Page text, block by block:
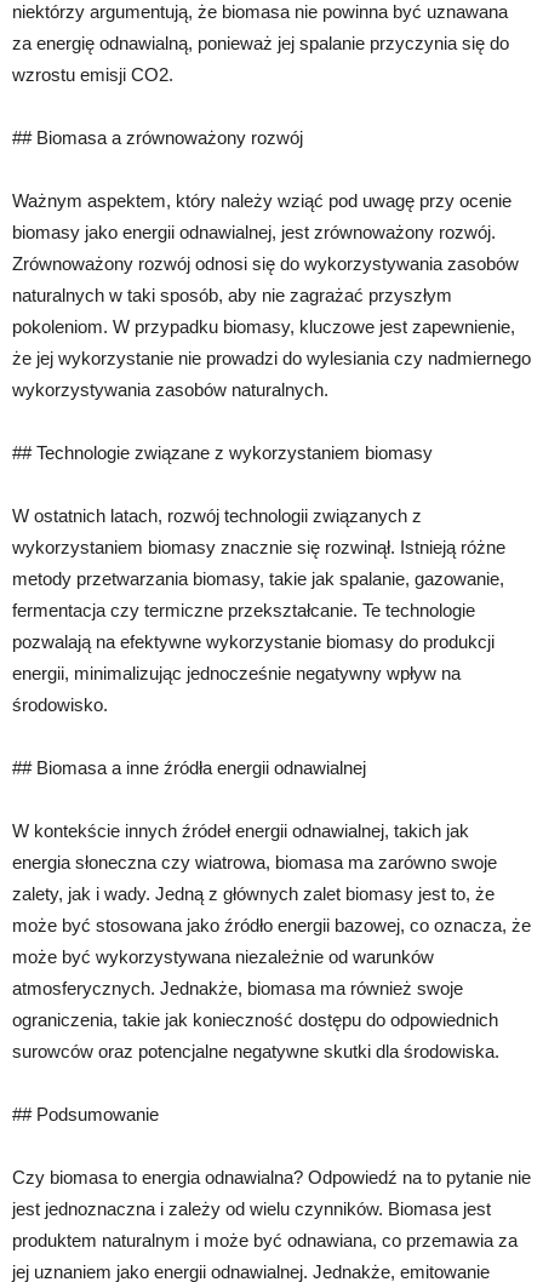
niektórzy argumentują, że biomasa nie powinna być uznawana
za energię odnawialną, ponieważ jej spalanie przyczynia się do
wzrostu emisji CO2.
## Biomasa a zrównoważony rozwój
Ważnym aspektem, który należy wziąć pod uwagę przy ocenie
biomasy jako energii odnawialnej, jest zrównoważony rozwój.
Zrównoważony rozwój odnosi się do wykorzystywania zasobów
naturalnych w taki sposób, aby nie zagrażać przyszłym
pokoleniom. W przypadku biomasy, kluczowe jest zapewnienie,
że jej wykorzystanie nie prowadzi do wylesiania czy nadmiernego
wykorzystywania zasobów naturalnych.
## Technologie związane z wykorzystaniem biomasy
W ostatnich latach, rozwój technologii związanych z
wykorzystaniem biomasy znacznie się rozwinął. Istnieją różne
metody przetwarzania biomasy, takie jak spalanie, gazowanie,
fermentacja czy termiczne przekształcanie. Te technologie
pozwalają na efektywne wykorzystanie biomasy do produkcji
energii, minimalizując jednocześnie negatywny wpływ na
środowisko.
## Biomasa a inne źródła energii odnawialnej
W kontekście innych źródeł energii odnawialnej, takich jak
energia słoneczna czy wiatrowa, biomasa ma zarówno swoje
zalety, jak i wady. Jedną z głównych zalet biomasy jest to, że
może być stosowana jako źródło energii bazowej, co oznacza, że
może być wykorzystywana niezależnie od warunków
atmosferycznych. Jednakże, biomasa ma również swoje
ograniczenia, takie jak konieczność dostępu do odpowiednich
surowców oraz potencjalne negatywne skutki dla środowiska.
## Podsumowanie
Czy biomasa to energia odnawialna? Odpowiedź na to pytanie nie
jest jednoznaczna i zależy od wielu czynników. Biomasa jest
produktem naturalnym i może być odnawiana, co przemawia za
jej uznaniem jako energii odnawialnej. Jednakże, emitowanie